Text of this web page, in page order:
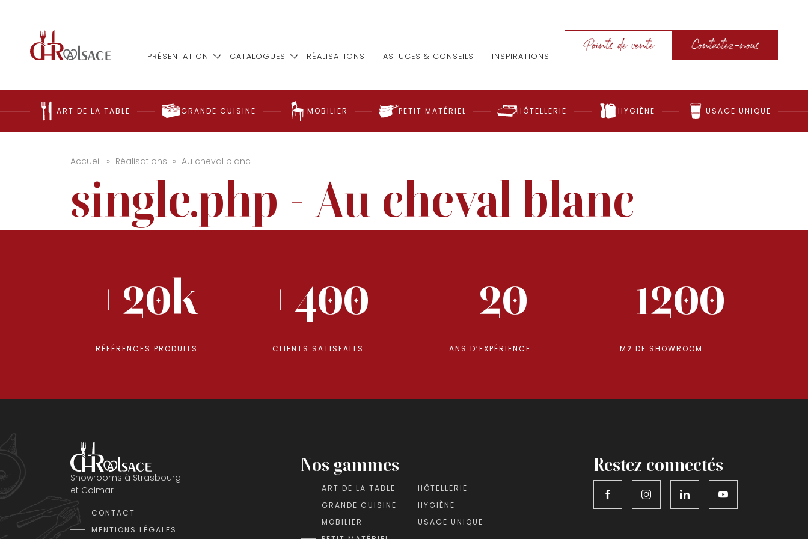
PRÉSENTATION CATALOGUES RÉALISATIONS ASTUCES & CONSEILS INSPIRATIONS
Points de vente Contactez-nous
ART DE LA TABLE GRANDE CUISINE MOBILIER PETIT MATÉRIEL HÔTELLERIE HYGIÈNE USAGE UNIQUE
Accueil » Réalisations » Au cheval blanc
single.php - Au cheval blanc
+20k
RÉFÉRENCES PRODUITS
+400
CLIENTS SATISFAITS
+20
ANS D’EXPÉRIENCE
+ 1200
M2 DE SHOWROOM
Showrooms à Strasbourg
et Colmar
CONTACT
MENTIONS LÉGALES
Nos gammes
ART DE LA TABLE
GRANDE CUISINE
MOBILIER
HÔTELLERIE
HYGIÈNE
USAGE UNIQUE
Restez connectés